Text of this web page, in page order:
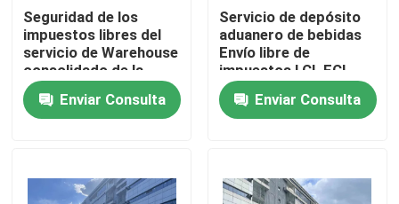
Noticias
Solicitar una cita
Shangai Warehouse consolidado
Seguridad de los
impuestos libres del
servicio de Warehouse
consolidado de la
importación alta
Enviar Consulta
Servicio de depósito
aduanero de bebidas
Envío libre de
impuestos LCL FCL
Enviar Consulta